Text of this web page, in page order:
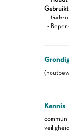
Gebruikt
-
-
Kennis